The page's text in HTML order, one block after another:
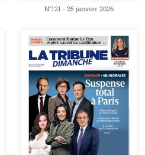
N°121 - 25 janvier 2026